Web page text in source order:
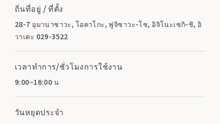
ถิ่นที่อยู่ / ที่ตั้ง
28-7 อุมานาซาวะ, โอคาโกะ, ฟูจิซาวะ-โช, อิจิโนะเซกิ-ชิ, อิ
วาเตะ 029-3522
เวลาทำการ/ชั่วโมงการใช้งาน
9:00~16:00 น
วันหยุดประจำ